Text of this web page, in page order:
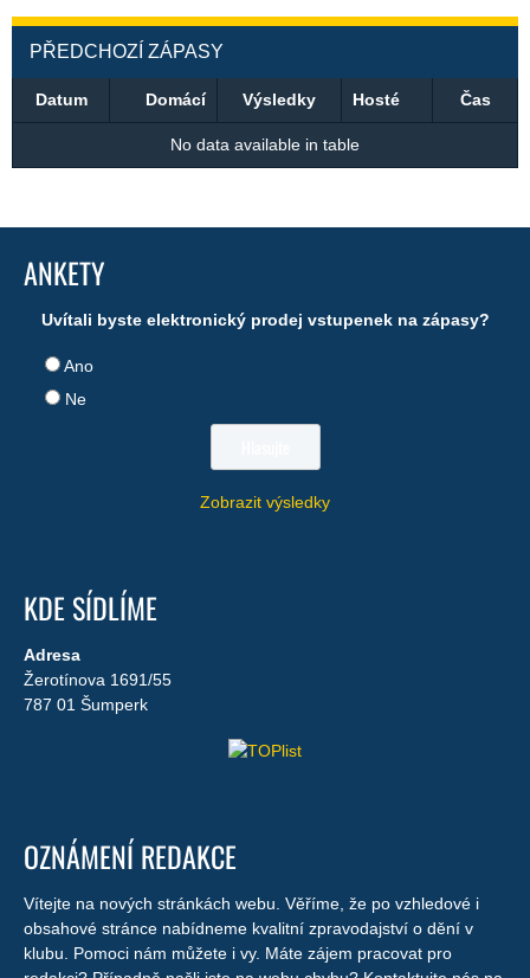
PŘEDCHOZÍ ZÁPASY
Datum Domácí Výsledky Hosté Čas
No data available in table
ANKETY
Uvítali byste elektronický prodej vstupenek na zápasy?
Ano
Ne
Zobrazit výsledky
KDE SÍDLÍME
Adresa
Žerotínova 1691/55
787 01 Šumperk
OZNÁMENÍ REDAKCE
Vítejte na nových stránkách webu. Věříme, že po vzhledové i
obsahové stránce nabídneme kvalitní zpravodajství o dění v
klubu. Pomoci nám můžete i vy. Máte zájem pracovat pro